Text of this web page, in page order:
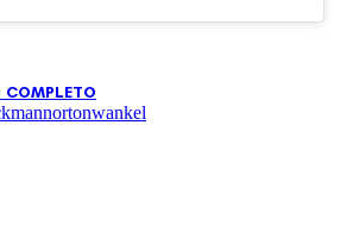
nortonwankel